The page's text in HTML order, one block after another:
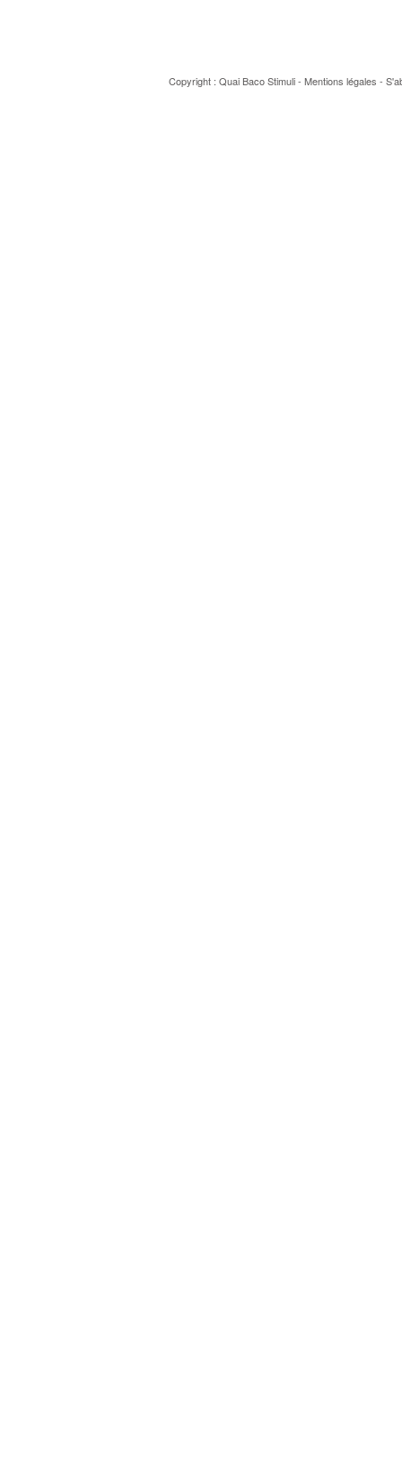
Copyright : Quai BacoStimuli- Mentions légales -